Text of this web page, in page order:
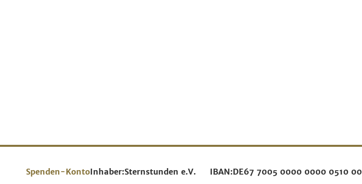
Spenden-KontoInhaber:Sternstunden e.V. IBAN:DE67 7005 0000 0000 0510 00